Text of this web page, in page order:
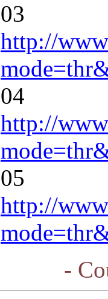
03
http://
04
http://
05
http://
-